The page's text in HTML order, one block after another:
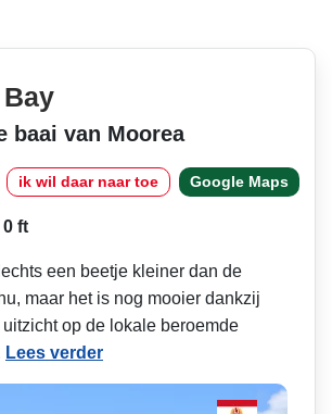
baai van Moorea
ik wil daar naar toe Google Maps
0 ft
een beetje kleiner dan de
maar het is nog mooier dankzij
op de lokale beroemde
Lees verder